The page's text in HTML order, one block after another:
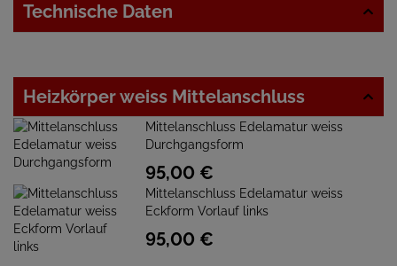
Technische Daten
Heizkörper weiss Mittelanschluss
Mittelanschluss Edelamatur weiss
Durchgangsform
95,00 €
Mittelanschluss Edelamatur weiss
Eckform Vorlauf links
95,00 €